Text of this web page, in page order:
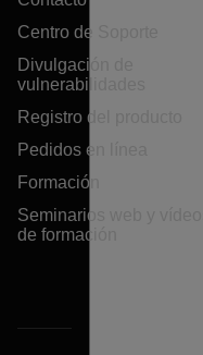
Centro de Soporte
Divulgación de
vulnerabilidades
Registro del producto
Pedidos en línea
Formación
Seminarios web y vídeos
de formación